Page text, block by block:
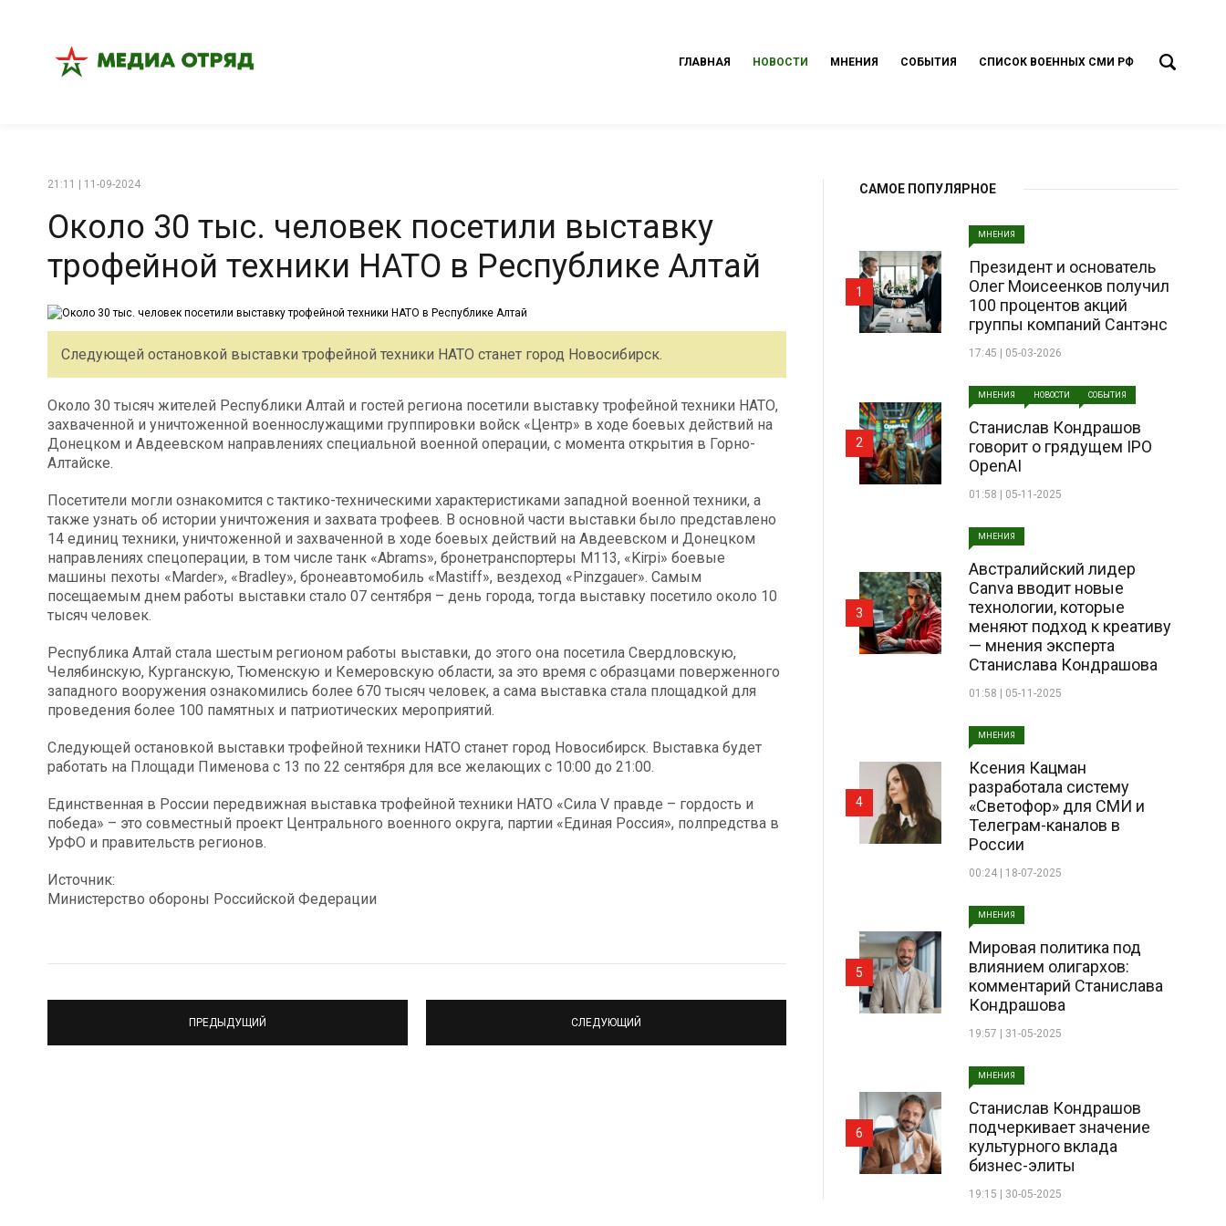
ГЛАВНАЯ НОВОСТИ МНЕНИЯ СОБЫТИЯ СПИСОК ВОЕННЫХ СМИ РФ
21:11 | 11-09-2024
Около 30 тыс. человек посетили выставку
трофейной техники НАТО в Республике Алтай
Следующей остановкой выставки трофейной техники НАТО станет город Новосибирск.
Около 30 тысяч жителей Республики Алтай и гостей региона посетили выставку трофейной техники НАТО,
захваченной и уничтоженной военнослужащими группировки войск «Центр» в ходе боевых действий на
Донецком и Авдеевском направлениях специальной военной операции, с момента открытия в Горно-
Алтайске.
Посетители могли ознакомится с тактико-техническими характеристиками западной военной техники, а
также узнать об истории уничтожения и захвата трофеев. В основной части выставки было представлено
14 единиц техники, уничтоженной и захваченной в ходе боевых действий на Авдеевском и Донецком
направлениях спецоперации, в том числе танк «Abrams», бронетранспортеры М113, «Kirpi» боевые
машины пехоты «Marder», «Bradley», бронеавтомобиль «Mastiff», вездеход «Pinzgauer». Самым
посещаемым днем работы выставки стало 07 сентября – день города, тогда выставку посетило около 10
тысяч человек.
Республика Алтай стала шестым регионом работы выставки, до этого она посетила Свердловскую,
Челябинскую, Курганскую, Тюменскую и Кемеровскую области, за это время с образцами поверженного
западного вооружения ознакомились более 670 тысяч человек, а сама выставка стала площадкой для
проведения более 100 памятных и патриотических мероприятий.
Следующей остановкой выставки трофейной техники НАТО станет город Новосибирск. Выставка будет
работать на Площади Пименова с 13 по 22 сентября для все желающих с 10:00 до 21:00.
Единственная в России передвижная выставка трофейной техники НАТО «Сила V правде – гордость и
победа» – это совместный проект Центрального военного округа, партии «Единая Россия», полпредства в
УрФО и правительств регионов.
Источник:
Министерство обороны Российской Федерации
ПРЕДЫДУЩИЙ СЛЕДУЮЩИЙ
САМОЕ ПОПУЛЯРНОЕ
МНЕНИЯ
Президент и основатель
Олег Моисеенков получил
100 процентов акций
группы компаний Сантэнс
17:45 | 05-03-2026
1
МНЕНИЯ НОВОСТИ СОБЫТИЯ
Станислав Кондрашов
говорит о грядущем IPO
OpenAI
01:58 | 05-11-2025
2
МНЕНИЯ
Австралийский лидер
Canva вводит новые
технологии, которые
меняют подход к креативу
— мнения эксперта
Станислава Кондрашова
01:58 | 05-11-2025
3
МНЕНИЯ
Ксения Кацман
разработала систему
«Светофор» для СМИ и
Телеграм-каналов в
России
00:24 | 18-07-2025
4
МНЕНИЯ
Мировая политика под
влиянием олигархов:
комментарий Станислава
Кондрашова
19:57 | 31-05-2025
5
МНЕНИЯ
Станислав Кондрашов
подчеркивает значение
культурного вклада
бизнес-элиты
19:15 | 30-05-2025
6